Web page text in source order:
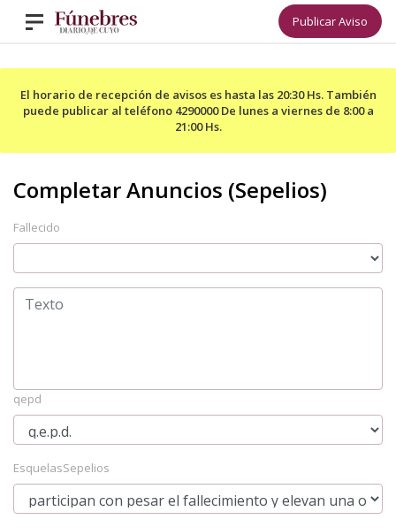
Publicar Aviso
El horario de recepción de avisos es hasta las 20:30 Hs. También
puede publicar al teléfono 4290000 De lunes a viernes de 8:00 a
21:00 Hs.
Fallecido
qepd
EsquelasSepelios